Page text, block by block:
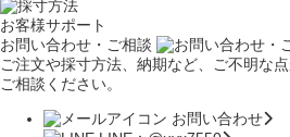
お客様サポート
お問い合わせ・ご相談
ご注文や採寸方法、納期など、ご不明な
ご相談ください。
お問い合わせ